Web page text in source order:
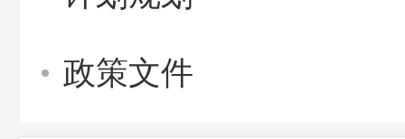
政策文件